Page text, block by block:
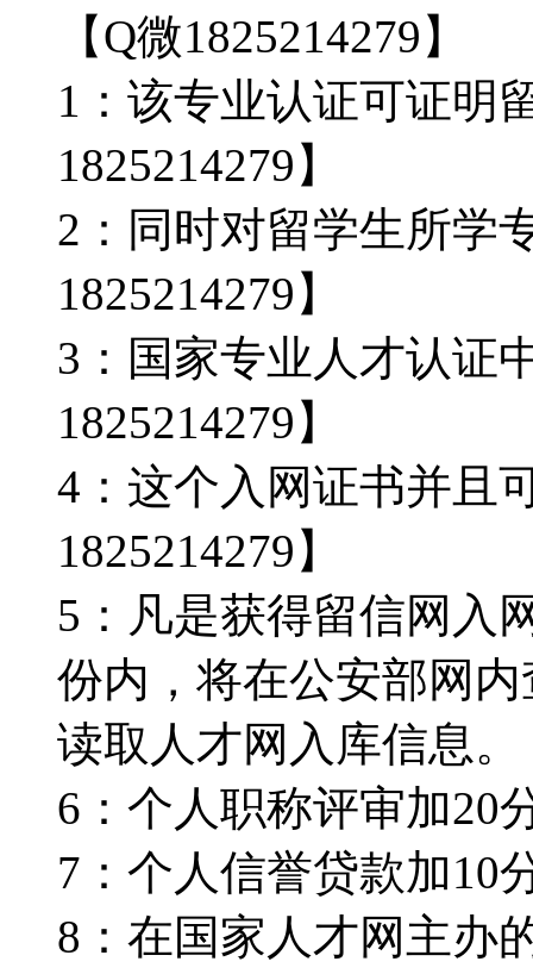
【Q微1825214279】
1：该专业认证可证明
1825214279】
2：同时对留学生所学
1825214279】
3：国家专业人才认证
1825214279】
4：这个入网证书并且
1825214279】
5：凡是获得留信网入
份内，将在公安部网
读取人才网入库信息。
6：个人职称评审加20
7：个人信誉贷款加10
8：在国家人才网主办